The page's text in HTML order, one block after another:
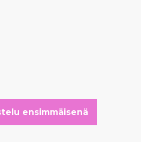
ensimmäisenä